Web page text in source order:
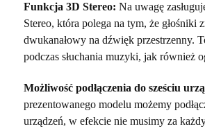
Funkcja 3D Stereo: Na uwagę
Stereo, która polega na tym, że głośniki
dwukanałowy na dźwięk przestrzenny.
podczas słuchania muzyki, jak również
Możliwość podłączenia do sześciu
prezentowanego modelu możemy
urządzeń, w efekcie nie musimy za